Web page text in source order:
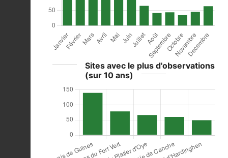
Sites avec le plus d'observations
(sur 10 ans)